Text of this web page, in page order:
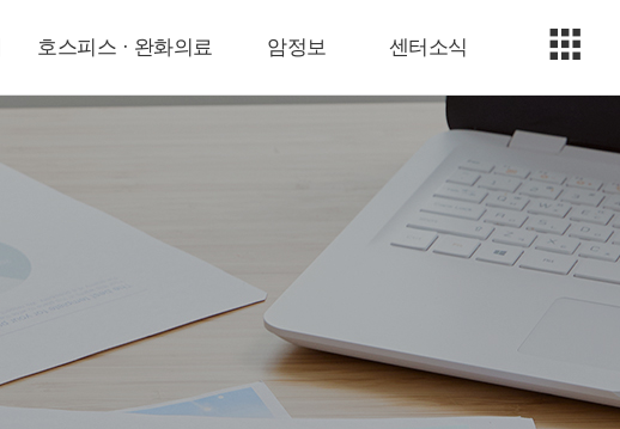
호스피스 · 완화의료 암정보 센터소식